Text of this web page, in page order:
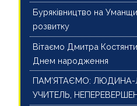
Буряківництво на
розвитку
Вітаємо Дмитра
Днем народження
ПАМ’ЯТАЄМО: ЛЮДИНА-
УЧИТЕЛЬ,